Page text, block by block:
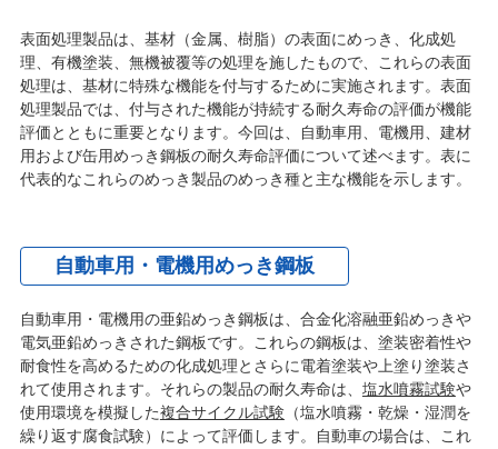
表面処理製品は、基材（金属、樹脂）の表面にめっき、化成処
理、有機塗装、無機被覆等の処理を施したもので、これらの表面
処理は、基材に特殊な機能を付与するために実施されます。表面
処理製品では、付与された機能が持続する耐久寿命の評価が機能
評価とともに重要となります。今回は、自動車用、電機用、建材
用および缶用めっき鋼板の耐久寿命評価について述べます。表に
代表的なこれらのめっき製品のめっき種と主な機能を示します。
自動車用・電機用めっき鋼板
自動車用・電機用の亜鉛めっき鋼板は、合金化溶融亜鉛めっきや
電気亜鉛めっきされた鋼板です。これらの鋼板は、塗装密着性や
耐食性を高めるための化成処理とさらに電着塗装や上塗り塗装さ
れて使用されます。それらの製品の耐久寿命は、 塩水噴霧試験や
使用環境を模擬した複合サイクル試験（塩水噴霧・乾燥・湿潤を
繰り返す腐食試験）によって評価します。自動車の場合は、これ